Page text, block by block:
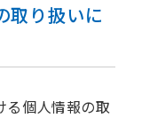
取り扱いに
る個人情報の取